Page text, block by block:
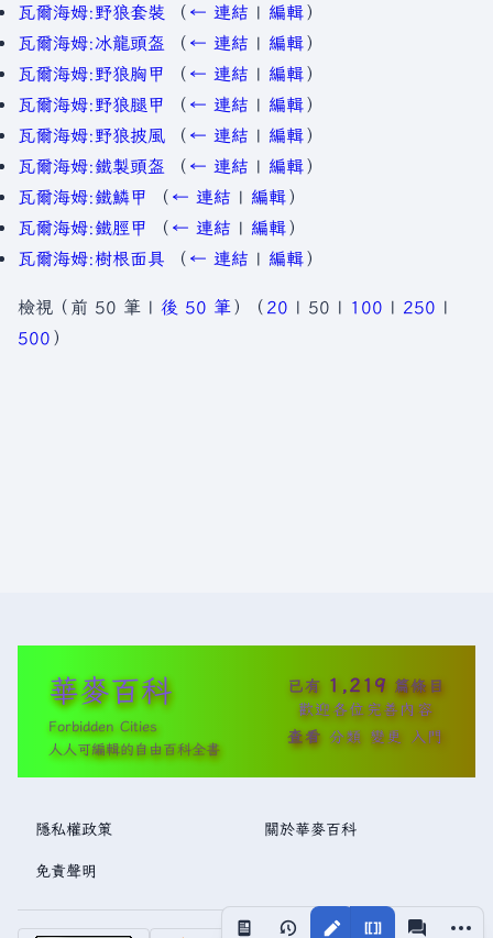
視圖 更多
瓦爾海姆:野狼套裝
（ ← 連結 | 編輯）
瓦爾海姆:冰龍頭盔
（ ← 連結 | 編輯）
瓦爾海姆:野狼胸甲
（ ← 連結 | 編輯）
瓦爾海姆:野狼腿甲
（ ← 連結 | 編輯）
瓦爾海姆:野狼披風
（ ← 連結 | 編輯）
瓦爾海姆:鐵製頭盔
（ ← 連結 | 編輯）
瓦爾海姆:鐵鱗甲
（ ← 連結 | 編輯）
瓦爾海姆:鐵脛甲
（ ← 連結 | 編輯）
瓦爾海姆:樹根面具
（ ← 連結 | 編輯）
檢視（ 前 50 筆 | 後 50 筆 ）（ 20 | 50 | 100 | 250 |
500 ）
華麥百科
Forbidden Cities
人人可編輯的自由百科全書
已有 1,219 篇條目
歡迎各位完善內容
查看 分類 變更 入門
隱私權政策 關於華麥百科
免責聲明